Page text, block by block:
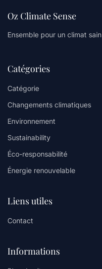
Oz Climate Sense
Ensemble pour un climat sain
Catégories
Catégorie
Changements climatiques
Environnement
Sustainability
Éco-responsabilité
Énergie renouvelable
Liens utiles
Contact
Informations